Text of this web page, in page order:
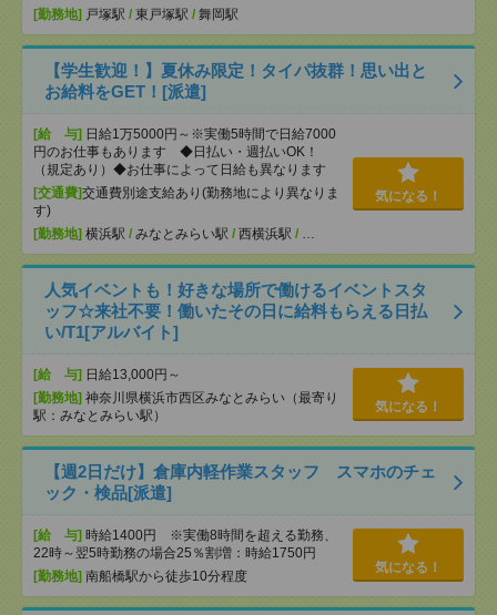
[勤務地] 戸塚駅 / 東戸塚駅 / 舞岡駅
【学生歓迎！】夏休み限定！タイパ抜群！思い出と
お給料をGET！[派遣]
[給 与] 日給1万5000円～※実働5時間で日給7000
円のお仕事もあります ◆日払い・週払いOK！
（規定あり）◆お仕事によって日給も異なります
[交通費]交通費別途支給あり(勤務地により異なりま
す)
[勤務地] 横浜駅 / みなとみらい駅 / 西横浜駅 / …
気になる！
人気イベントも！好きな場所で働けるイベントスタ
ッフ☆来社不要！働いたその日に給料もらえる日払
い/T1[アルバイト]
[給 与] 日給13,000円～
[勤務地] 神奈川県横浜市西区みなとみらい（最寄り
駅：みなとみらい駅）
気になる！
【週2日だけ】倉庫内軽作業スタッフ スマホのチェ
ック・検品[派遣]
[給 与] 時給1400円 ※実働8時間を超える勤務、
22時～翌5時勤務の場合25％割増：時給1750円
[勤務地] 南船橋駅から徒歩10分程度
気になる！